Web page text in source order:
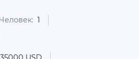
Человек: 1